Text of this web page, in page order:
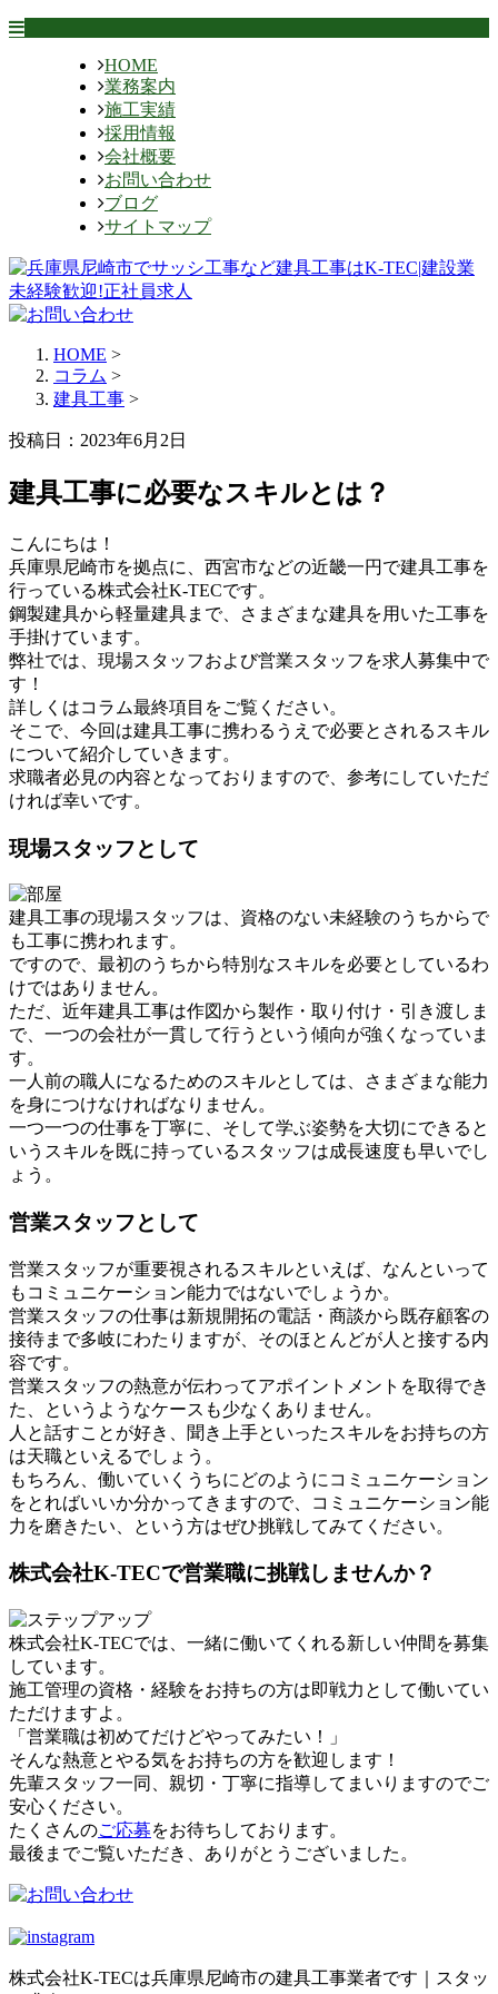
HOME
業務案内
施工実績
採用情報
会社概要
お問い合わせ
ブログ
サイトマップ
HOME >
コラム >
建具工事 >
投稿日：2023年6月2日
建具工事に必要なスキルとは？
こんにちは！
兵庫県尼崎市を拠点に、西宮市などの近畿一円で建具工事を
行っている株式会社K-TECです。
鋼製建具から軽量建具まで、さまざまな建具を用いた工事を
手掛けています。
弊社では、現場スタッフおよび営業スタッフを求人募集中で
す！
詳しくはコラム最終項目をご覧ください。
そこで、今回は建具工事に携わるうえで必要とされるスキル
について紹介していきます。
求職者必見の内容となっておりますので、参考にしていただ
ければ幸いです。
現場スタッフとして
建具工事の現場スタッフは、資格のない未経験のうちからで
も工事に携われます。
ですので、最初のうちから特別なスキルを必要としているわ
けではありません。
ただ、近年建具工事は作図から製作・取り付け・引き渡しま
で、一つの会社が一貫して行うという傾向が強くなっていま
す。
一人前の職人になるためのスキルとしては、さまざまな能力
を身につけなければなりません。
一つ一つの仕事を丁寧に、そして学ぶ姿勢を大切にできると
いうスキルを既に持っているスタッフは成長速度も早いでし
ょう。
営業スタッフとして
営業スタッフが重要視されるスキルといえば、なんといって
もコミュニケーション能力ではないでしょうか。
営業スタッフの仕事は新規開拓の電話・商談から既存顧客の
接待まで多岐にわたりますが、そのほとんどが人と接する内
容です。
営業スタッフの熱意が伝わってアポイントメントを取得でき
た、というようなケースも少なくありません。
人と話すことが好き、聞き上手といったスキルをお持ちの方
は天職といえるでしょう。
もちろん、働いていくうちにどのようにコミュニケーション
をとればいいか分かってきますので、コミュニケーション能
力を磨きたい、という方はぜひ挑戦してみてください。
株式会社K-TECで営業職に挑戦しませんか？
株式会社K-TECでは、一緒に働いてくれる新しい仲間を募集
しています。
施工管理の資格・経験をお持ちの方は即戦力として働いてい
ただけますよ。
「営業職は初めてだけどやってみたい！」
そんな熱意とやる気をお持ちの方を歓迎します！
先輩スタッフ一同、親切・丁寧に指導してまいりますのでご
安心ください。
たくさんのご応募をお待ちしております。
最後までご覧いただき、ありがとうございました。
株式会社K-TECは兵庫県尼崎市の建具工事業者です｜スタッ